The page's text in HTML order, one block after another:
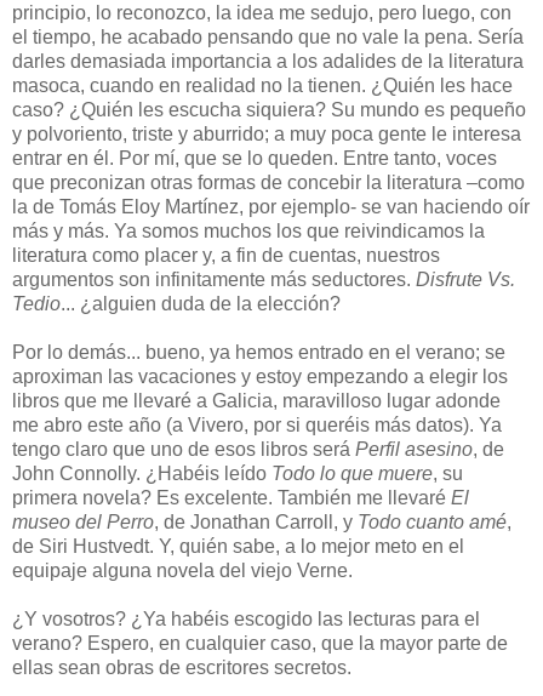
principio, lo reconozco, la idea me sedujo, pero luego, con
el tiempo, he acabado pensando que no vale la pena. Sería
darles demasiada importancia a los adalides de la literatura
masoca, cuando en realidad no la tienen. ¿Quién les hace
caso? ¿Quién les escucha siquiera? Su mundo es pequeño
y polvoriento, triste y aburrido; a muy poca gente le interesa
entrar en él. Por mí, que se lo queden. Entre tanto, voces
que preconizan otras formas de concebir la literatura –como
la de Tomás Eloy Martínez, por ejemplo- se van haciendo oír
más y más. Ya somos muchos los que reivindicamos la
literatura como placer y, a fin de cuentas, nuestros
argumentos son infinitamente más seductores. Disfrute Vs.
Tedio... ¿alguien duda de la elección?
Por lo demás... bueno, ya hemos entrado en el verano; se
aproximan las vacaciones y estoy empezando a elegir los
libros que me llevaré a Galicia, maravilloso lugar adonde
me abro este año (a Vivero, por si queréis más datos). Ya
tengo claro que uno de esos libros será Perfil asesino, de
John Connolly. ¿Habéis leído Todo lo que muere, su
primera novela? Es excelente. También me llevaré El
museo del Perro, de Jonathan Carroll, y Todo cuanto amé,
de Siri Hustvedt. Y, quién sabe, a lo mejor meto en el
equipaje alguna novela del viejo Verne.
¿Y vosotros? ¿Ya habéis escogido las lecturas para el
verano? Espero, en cualquier caso, que la mayor parte de
ellas sean obras de escritores secretos.